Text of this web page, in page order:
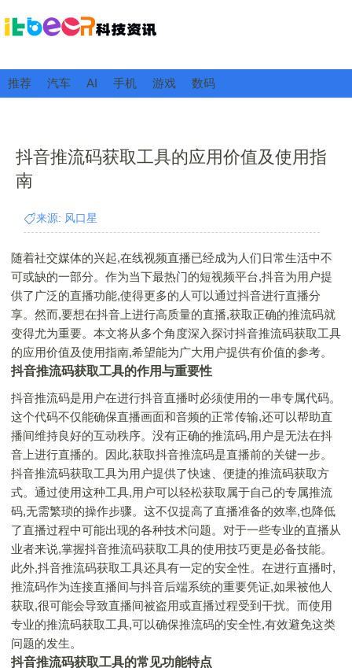
推荐 汽车 AI 手机 游戏 数码
抖音推流码获取工具的应用价值及使用指
南
来源: 风口星
随着社交媒体的兴起,在线视频直播已经成为人们日常生活中不
可或缺的一部分。作为当下最热门的短视频平台,抖音为用户提
供了广泛的直播功能,使得更多的人可以通过抖音进行直播分
享。然而,要想在抖音上进行高质量的直播,获取正确的推流码就
变得尤为重要。本文将从多个角度深入探讨抖音推流码获取工具
的应用价值及使用指南,希望能为广大用户提供有价值的参考。
抖音推流码获取工具的作用与重要性
抖音推流码是用户在进行抖音直播时必须使用的一串专属代码。
这个代码不仅能确保直播画面和音频的正常传输,还可以帮助直
播间维持良好的互动秩序。没有正确的推流码,用户是无法在抖
音上进行直播的。因此,获取抖音推流码是直播前的关键一步。
抖音推流码获取工具为用户提供了快速、便捷的推流码获取方
式。通过使用这种工具,用户可以轻松获取属于自己的专属推流
码,无需繁琐的操作步骤。这不仅提高了直播准备的效率,也降低
了直播过程中可能出现的各种技术问题。对于一些专业的直播从
业者来说,掌握抖音推流码获取工具的使用技巧更是必备技能。
此外,抖音推流码获取工具还具有一定的安全性。在进行直播时,
推流码作为连接直播间与抖音后端系统的重要凭证,如果被他人
获取,很可能会导致直播间被盗用或直播过程受到干扰。而使用
专业的推流码获取工具,可以确保推流码的安全性,有效避免这类
问题的发生。
抖音推流码获取工具的常见功能特点